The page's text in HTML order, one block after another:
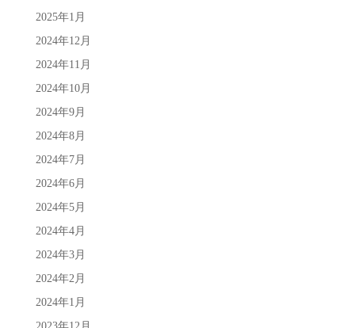
2025年1月
2024年12月
2024年11月
2024年10月
2024年9月
2024年8月
2024年7月
2024年6月
2024年5月
2024年4月
2024年3月
2024年2月
2024年1月